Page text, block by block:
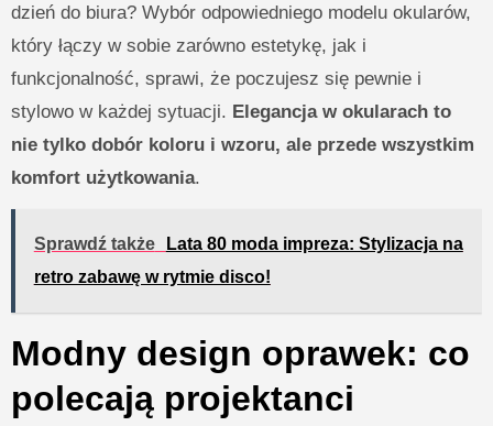
dzień do biura? Wybór odpowiedniego modelu okularów,
który łączy w sobie zarówno estetykę, jak i
funkcjonalność, sprawi, że poczujesz się pewnie i
stylowo w każdej sytuacji. Elegancja w okularach to
nie tylko dobór koloru i wzoru, ale przede wszystkim
komfort użytkowania.
Sprawdź także
Lata 80 moda impreza: Stylizacja na
retro zabawę w rytmie disco!
Modny design oprawek: co
polecają projektanci